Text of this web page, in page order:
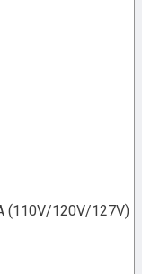
(110V/120V/127V)